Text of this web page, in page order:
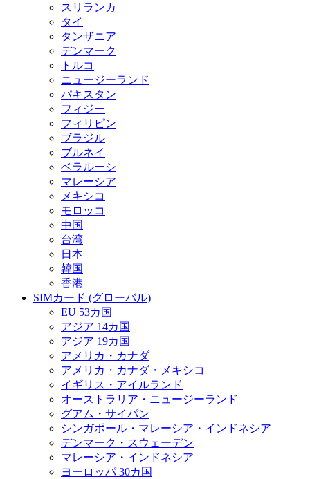
スリランカ
タイ
タンザニア
デンマーク
トルコ
ニュージーランド
パキスタン
フィジー
フィリピン
ブラジル
ブルネイ
ベラルーシ
マレーシア
メキシコ
モロッコ
中国
台湾
日本
韓国
香港
SIMカード (グローバル)
EU 53カ国
アジア 14カ国
アジア 19カ国
アメリカ・カナダ
アメリカ・カナダ・メキシコ
イギリス・アイルランド
オーストラリア・ニュージーランド
グアム・サイパン
シンガポール・マレーシア・インドネシア
デンマーク・スウェーデン
マレーシア・インドネシア
ヨーロッパ 30カ国